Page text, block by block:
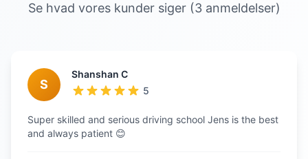
Se hvad vores kunder siger (3 anmeldelser)
S
Shanshan C
5
Super skilled and serious driving school Jens is the best
and always patient 😊